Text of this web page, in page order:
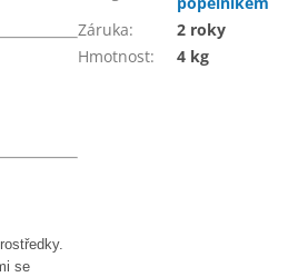
se
Záruka:
2 roky
Hmotnost: 4 kg